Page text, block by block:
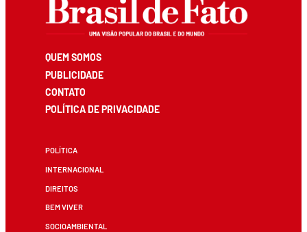
QUEM SOMOS
PUBLICIDADE
CONTATO
POLÍTICA DE PRIVACIDADE
POLÍTICA
INTERNACIONAL
DIREITOS
BEM VIVER
SOCIOAMBIENTAL